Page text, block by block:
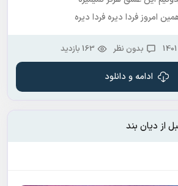
امروز فردا دیره فردا دیره
بدون نظر 163 بازدید
ادامه و دانلود
از دیان بند